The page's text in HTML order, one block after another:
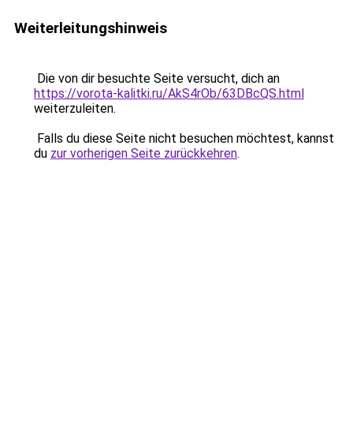
Weiterleitungshinweis
Die von dir besuchte Seite versucht, dich an
https://vorota-kalitki.ru/AkS4rOb/63DBcQS.html
weiterzuleiten.
Falls du diese Seite nicht besuchen möchtest, kannst
du zur vorherigen Seite zurückkehren.